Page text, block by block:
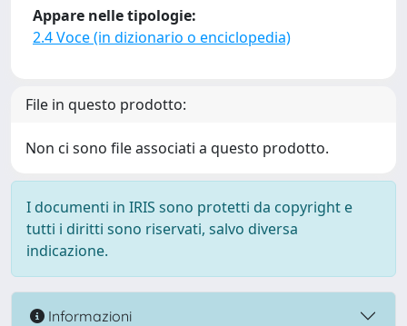
Appare nelle tipologie:
2.4 Voce (in dizionario o enciclopedia)
File in questo prodotto:
Non ci sono file associati a questo prodotto.
I documenti in IRIS sono protetti da copyright e
tutti i diritti sono riservati, salvo diversa
indicazione.
Informazioni